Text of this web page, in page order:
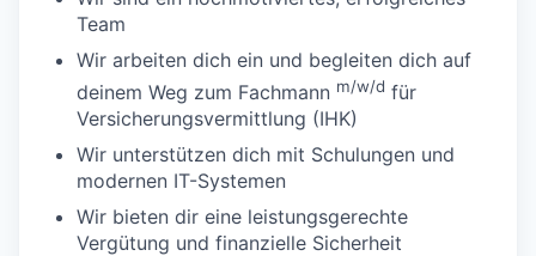
Team
Wir arbeiten dich ein und begleiten dich auf
deinem Weg zum Fachmann m/w/d für
Versicherungsvermittlung (IHK)
Wir unterstützen dich mit Schulungen und
modernen IT-Systemen
Wir bieten dir eine leistungsgerechte
Vergütung und finanzielle Sicherheit